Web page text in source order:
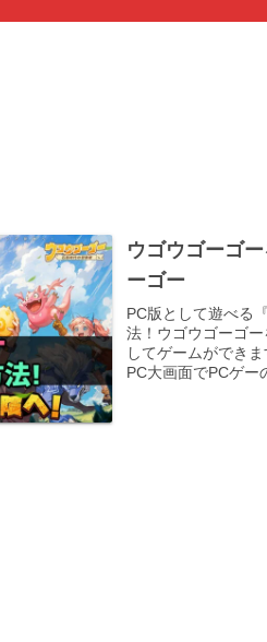
ウゴウゴーゴ
ーゴー
PC版として遊べる
法！ウゴウゴーゴ
してゲームができ
PC大画面でPCゲー